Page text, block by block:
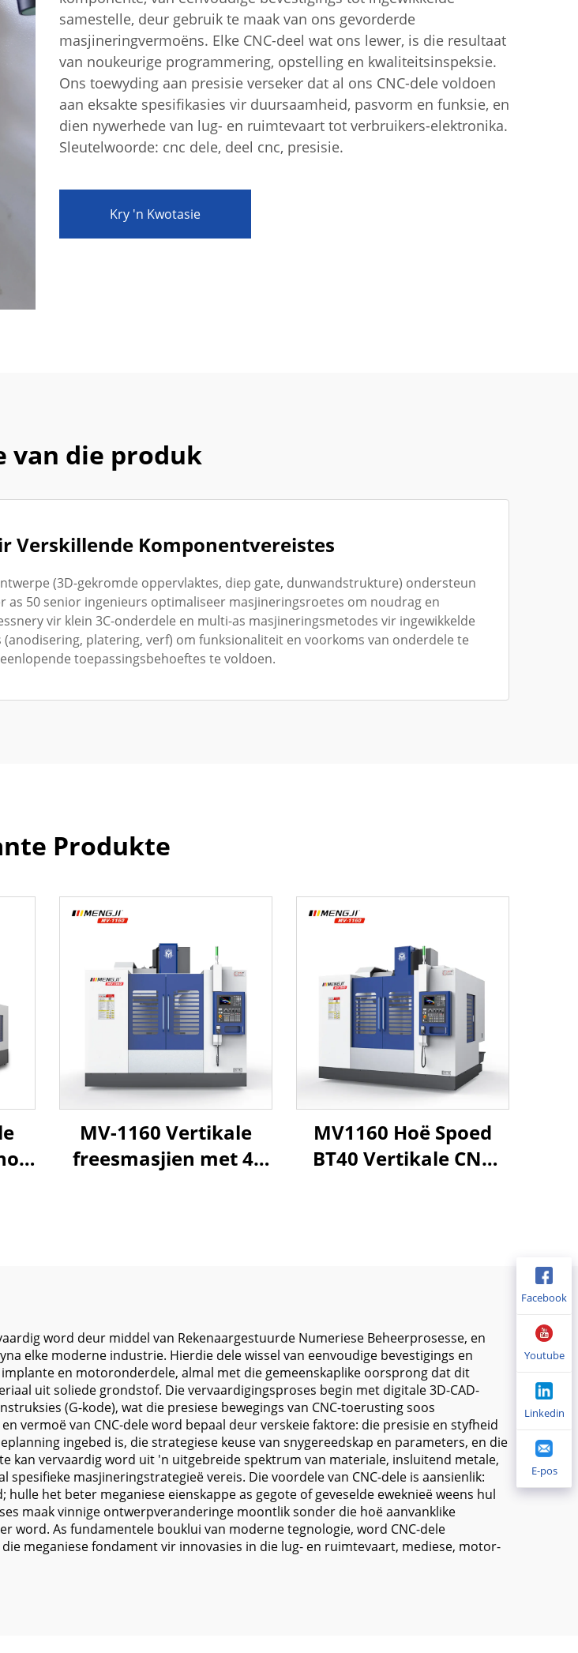
samestelle, deur gebruik te maak van ons gevorderde
masjineringvermoëns. Elke CNC-deel wat ons lewer, is die resultaat
van noukeurige programmering, opstelling en kwaliteitsinspeksie.
Ons toewyding aan presisie verseker dat al ons CNC-dele voldoen
aan eksakte spesifikasies vir duursaamheid, pasvorm en funksie, en
dien nywerhede van lug- en ruimtevaart tot verbruikers-elektronika.
Sleutelwoorde: cnc dele, deel cnc, presisie.
Kry 'n Kwotasie
van die produk
Verskillende Komponentvereistes
(3D-gekromde oppervlaktes, diep gate, dunwandstrukture) ondersteun
as 50 senior ingenieurs optimaliseer masjineringsroetes om noudrag en
vir klein 3C-onderdele en multi-as masjineringsmetodes vir ingewikkelde
platering, verf) om funksionaliteit en voorkoms van onderdele te
toepassingsbehoeftes te voldoen.
Produkte
MV-1160 Vertikale
freesmasjien met 4-
MV1160 Hoë Spoed
BT40 Vertikale CNC
word deur middel van Rekenaargestuurde Numeriese Beheerprosesse, en
elke moderne industrie. Hierdie dele wissel van eenvoudige bevestigings en
en motoronderdele, almal met die gemeenskaplike oorsprong dat dit
uit soliede grondstof. Die vervaardigingsproses begin met digitale 3D-CAD-
(G-kode), wat die presiese bewegings van CNC-toerusting soos
vermoë van CNC-dele word bepaal deur verskeie faktore: die presisie en styfheid
ingebed is, die strategiese keuse van snygereedskap en parameters, en die
kan vervaardig word uit 'n uitgebreide spektrum van materiale, insluitend metale,
masjineringstrategieë vereis. Die voordele van CNC-dele is aansienlik:
het beter meganiese eienskappe as gegote of geveselde eweknieë weens hul
maak vinnige ontwerpveranderinge moontlik sonder die hoë aanvanklike
word. As fundamentele bouklui van moderne tegnologie, word CNC-dele
meganiese fondament vir innovasies in die lug- en ruimtevaart, mediese, motor-
Facebook
Youtube
Linkedin
E-pos